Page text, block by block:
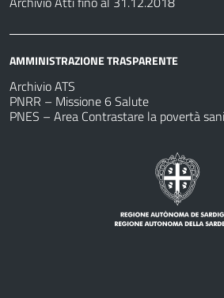
AMMINISTRAZIONE TRASPARENTE
Archivio ATS
PNRR – Missione 6 Salute
PNES – Area Contrastare la povertà